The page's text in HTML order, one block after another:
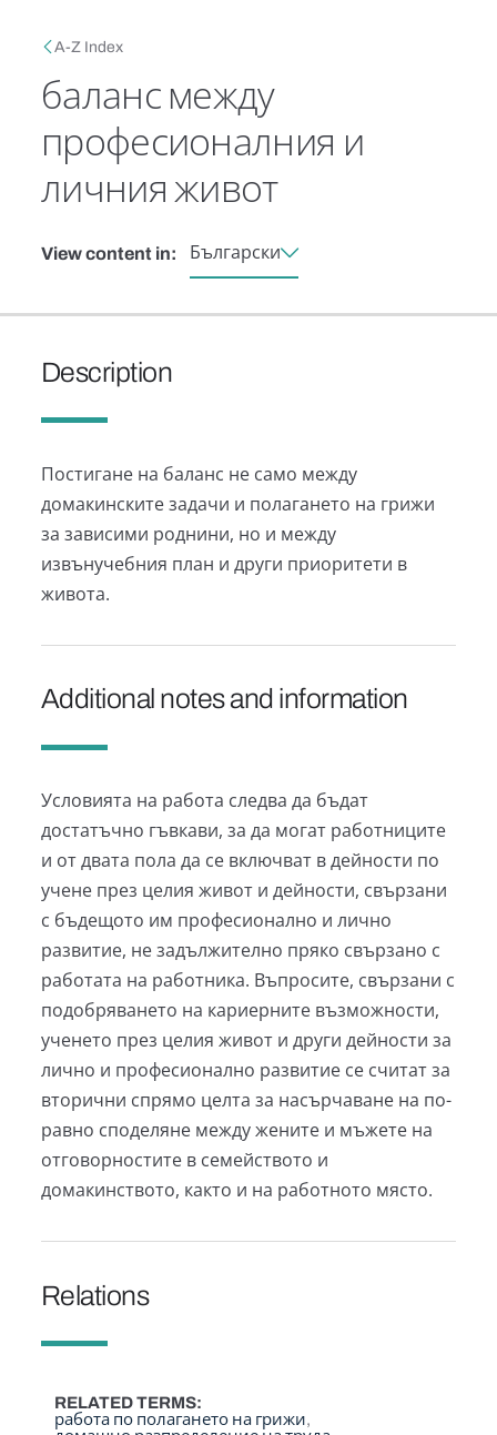
Breadcrumb
A-Z Index
баланс между
професионалния и
личния живот
View content in: Български
Description
Постигане на баланс не само между
домакинските задачи и полагането на грижи
за зависими роднини, но и между
извънучебния план и други приоритети в
живота.
Additional notes and information
Условията на работа следва да бъдат
достатъчно гъвкави, за да могат работниците
и от двата пола да се включват в дейности по
учене през целия живот и дейности, свързани
с бъдещото им професионално и лично
развитие, не задължително пряко свързано с
работата на работника. Въпросите, свързани с
подобряването на кариерните възможности,
ученето през целия живот и други дейности за
лично и професионално развитие се считат за
вторични спрямо целта за насърчаване на по-
равно споделяне между жените и мъжете на
отговорностите в семейството и
домакинството, както и на работното място.
Relations
RELATED TERMS
работа по полагането на грижи